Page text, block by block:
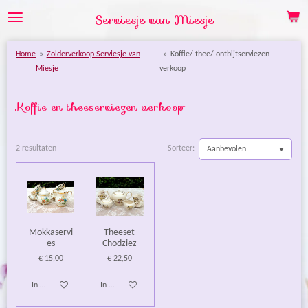
Ga
naar
hoofdinhoud
Serviesje van Miesje
Home » Zolderverkoop Serviesje van
Miesje
» Koffie/ thee/ ontbijtserviezen
verkoop
Koffie en theeserviezen verkoop
2 resultaten Sorteer:
Mokkaservi
es
€ 15,00
In winkelwagen
Theeset
Chodziez
€ 22,50
In winkelwagen